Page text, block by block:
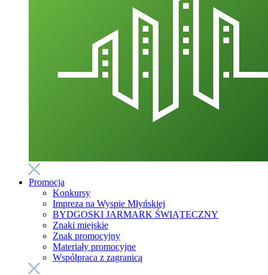
Promocja
Konkursy
Impreza na Wyspie Młyńskiej
BYDGOSKI JARMARK ŚWIĄTECZNY
Znaki miejskie
Znak promocyjny
Materiały promocyjne
Współpraca z zagranicą